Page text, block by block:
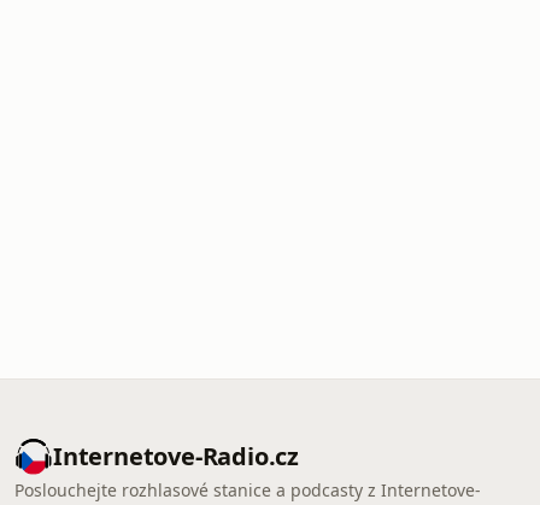
Internetove-Radio.cz
Poslouchejte rozhlasové stanice a podcasty z Internetove-